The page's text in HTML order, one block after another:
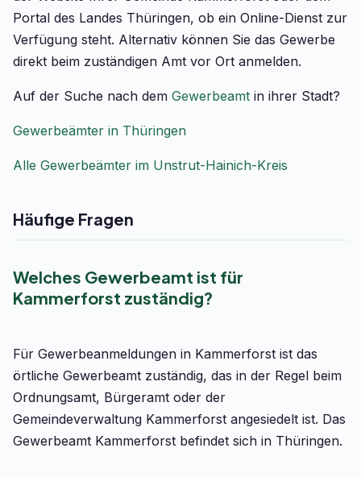
Portal des Landes Thüringen, ob ein Online-Dienst zur
Verfügung steht. Alternativ können Sie das Gewerbe
direkt beim zuständigen Amt vor Ort anmelden.
Auf der Suche nach dem Gewerbeamt in ihrer Stadt?
Gewerbeämter in Thüringen
Alle Gewerbeämter im Unstrut-Hainich-Kreis
Häufige Fragen
Welches Gewerbeamt ist für
Kammerforst zuständig?
Für Gewerbeanmeldungen in Kammerforst ist das
örtliche Gewerbeamt zuständig, das in der Regel beim
Ordnungsamt, Bürgeramt oder der
Gemeindeverwaltung Kammerforst angesiedelt ist. Das
Gewerbeamt Kammerforst befindet sich in Thüringen.